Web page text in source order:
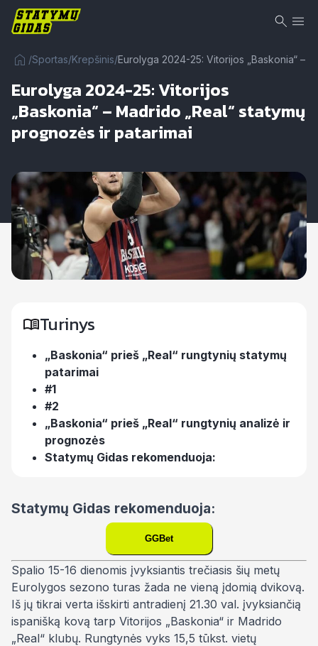
/Sportas/Krepšinis/Eurolyga 2024-25: Vitorijos „Baskonia“ –
Eurolyga 2024-25: Vitorijos
„Baskonia“ – Madrido „Real“ statymų
prognozės ir patarimai
Turinys
„Baskonia“ prieš „Real“ rungtynių statymų
patarimai
#1
#2
„Baskonia“ prieš „Real“ rungtynių analizė ir
prognozės
Statymų Gidas rekomenduoja:
Statymų Gidas rekomenduoja:
GGBet
Spalio 15-16 dienomis įvyksiantis trečiasis šių metų
Eurolygos sezono turas žada ne vieną įdomią dvikovą.
Iš jų tikrai verta išskirti antradienį 21.30 val. įvyksiančią
ispanišką kovą tarp Vitorijos „Baskonia“ ir Madrido
„Real“ klubų. Rungtynės vyks 15,5 tūkst. vietų